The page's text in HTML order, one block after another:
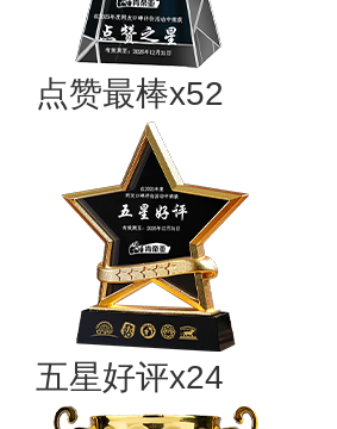
点赞最棒x52
五星好评x24